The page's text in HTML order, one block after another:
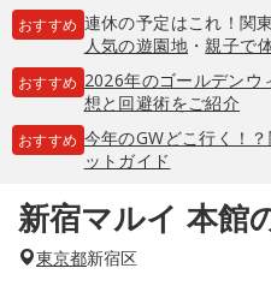
おすすめ 連休の予定はこれ！関
人気の遊園地・親子で
おすすめ 2026年のゴールデンウ
想と回避術をご紹介
おすすめ 今年のGWどこ行く！
ットガイド
新宿マルイ 本館
東京都新宿区